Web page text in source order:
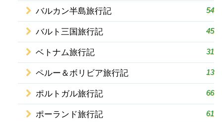
バルカン半島旅行記 54
バルト三国旅行記 45
ベトナム旅行記 31
ペルー＆ボリビア旅行記 13
ポルトガル旅行記 66
ポーランド旅行記 61